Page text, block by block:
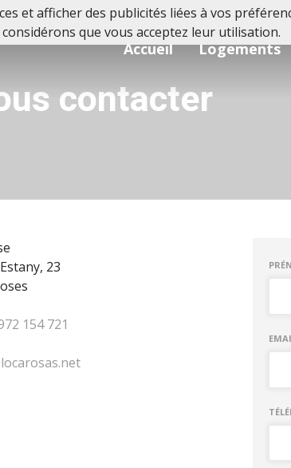
Accueil Logements
contacter
23
154 721
et afficher des publicités liées à vos
que vous acceptez leur utilisation.